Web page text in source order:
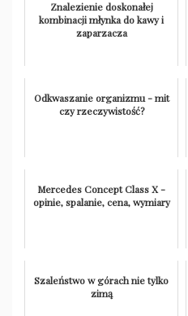
Znalezienie doskonałej
kombinacji młynka do kawy i
zaparzacza
Odkwaszanie organizmu - mit
czy rzeczywistość?
Mercedes Concept Class X -
opinie, spalanie, cena, wymiary
Szaleństwo w górach nie tylko
zimą